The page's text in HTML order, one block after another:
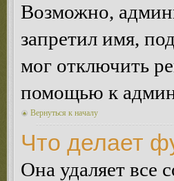
Возможно,
запретил имя,
мог отключить
помощью к
Вернуться к началу
Что делает
Она удаляет все